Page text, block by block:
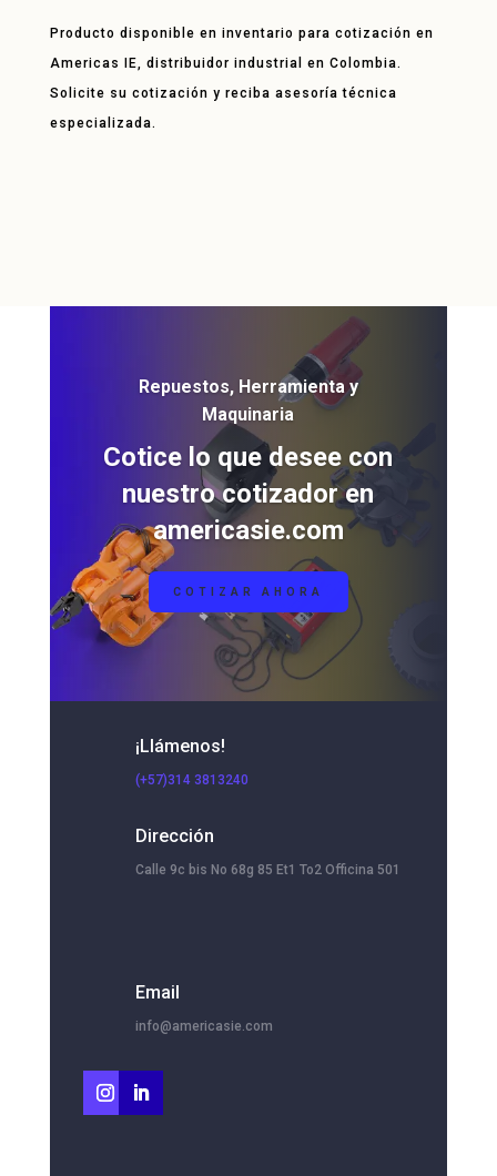
Producto disponible en inventario para cotización en
Americas IE, distribuidor industrial en Colombia.
Solicite su cotización y reciba asesoría técnica
especializada.
Repuestos, Herramienta y
Maquinaria
Cotice lo que desee con
nuestro cotizador en
americasie.com
COTIZAR AHORA
¡Llámenos!
(+57)314 3813240
Dirección
Calle 9c bis No 68g 85 Et1 To2 Officina 501
Email
info@americasie.com